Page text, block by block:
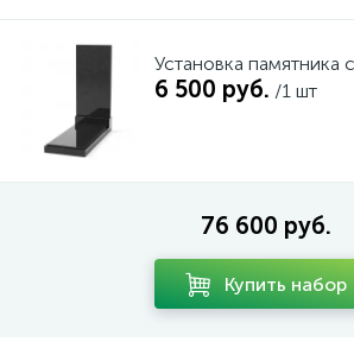
Установка памятника
6 500 руб. /1 шт
76 600 руб.
Купить набор